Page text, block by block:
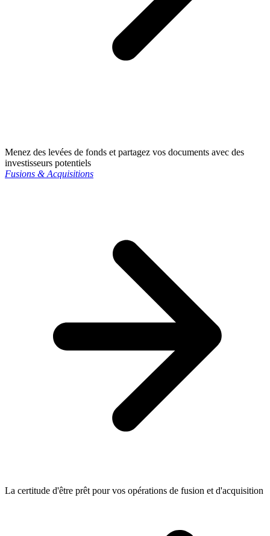
Menez des levées de fonds et partagez vos documents avec des
investisseurs potentiels
Fusions & Acquisitions
La certitude d'être prêt pour vos opérations de fusion et d'acquisition